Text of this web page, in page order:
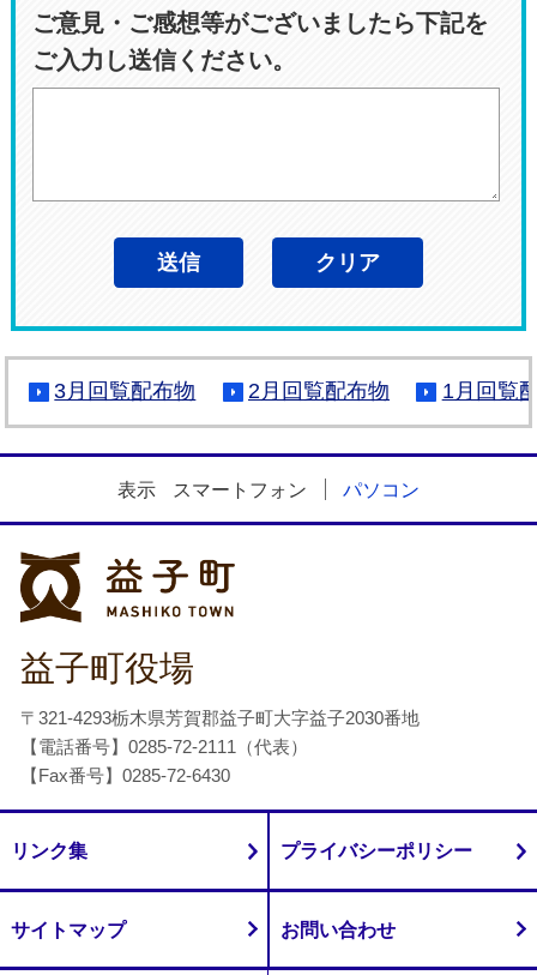
ご意見・ご感想等がございましたら下記を
ご入力し送信ください。
3月回覧配布物 2月回覧配布物 1月回覧
表示 スマートフォン パソコン
益子町役場
〒321-4293栃木県芳賀郡益子町大字益子2030番地
【電話番号】0285-72-2111（代表）
【Fax番号】0285-72-6430
リンク集 プライバシーポリシー
サイトマップ お問い合わせ